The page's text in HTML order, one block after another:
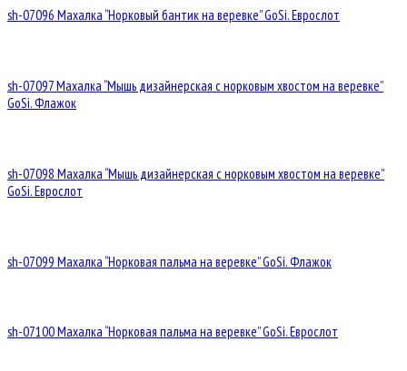
sh-07096 Махалка “Норковый бантик на веревке” GoSi. Еврослот
sh-07097 Махалка “Мышь дизайнерская с норковым хвостом на веревке”
GoSi. Флажок
sh-07098 Махалка “Мышь дизайнерская с норковым хвостом на веревке”
GoSi. Еврослот
sh-07099 Махалка “Норковая пальма на веревке” GoSi. Флажок
sh-07100 Махалка “Норковая пальма на веревке” GoSi. Еврослот